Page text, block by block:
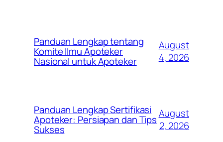
Panduan Lengkap tentang
Komite Ilmu Apoteker
Nasional untuk Apoteker
August
4, 2026
Panduan Lengkap Sertifikasi
Apoteker: Persiapan dan Tips
Sukses
August
2, 2026